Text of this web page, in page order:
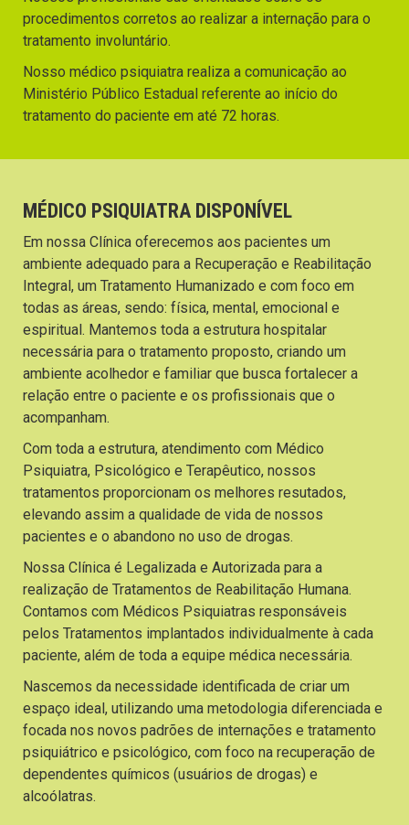
procedimentos corretos ao realizar a internação para o
tratamento involuntário.
Nosso médico psiquiatra realiza a comunicação ao
Ministério Público Estadual referente ao início do
tratamento do paciente em até 72 horas.
MÉDICO PSIQUIATRA DISPONÍVEL
Em nossa Clínica oferecemos aos pacientes um
ambiente adequado para a Recuperação e Reabilitação
Integral, um Tratamento Humanizado e com foco em
todas as áreas, sendo: física, mental, emocional e
espiritual. Mantemos toda a estrutura hospitalar
necessária para o tratamento proposto, criando um
ambiente acolhedor e familiar que busca fortalecer a
relação entre o paciente e os profissionais que o
acompanham.
Com toda a estrutura, atendimento com Médico
Psiquiatra, Psicológico e Terapêutico, nossos
tratamentos proporcionam os melhores resutados,
elevando assim a qualidade de vida de nossos
pacientes e o abandono no uso de drogas.
Nossa Clínica é Legalizada e Autorizada para a
realização de Tratamentos de Reabilitação Humana.
Contamos com Médicos Psiquiatras responsáveis
pelos Tratamentos implantados individualmente à cada
paciente, além de toda a equipe médica necessária.
Nascemos da necessidade identificada de criar um
espaço ideal, utilizando uma metodologia diferenciada e
focada nos novos padrões de internações e tratamento
psiquiátrico e psicológico, com foco na recuperação de
dependentes químicos (usuários de drogas) e
alcoólatras.